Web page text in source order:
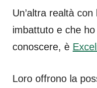
Un’altra realtà
imbattuto e che
conoscere, è
Loro offrono la